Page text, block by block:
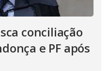
conciliação
e PF após